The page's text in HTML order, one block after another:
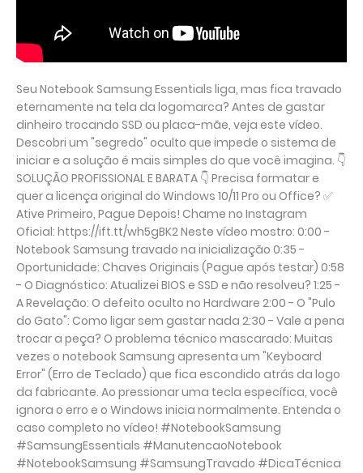
Seu Notebook Samsung Essentials liga, mas fica travado
eternamente na tela da logomarca? Antes de gastar
dinheiro trocando SSD ou placa-mãe, veja este vídeo.
Descobri um "segredo" oculto que impede o sistema de
iniciar e a solução é mais simples do que você imagina. 👇
SOLUÇÃO PROFISSIONAL E BARATA 👇 Precisa formatar e
quer a licença original do Windows 10/11 Pro ou Office? ✅
Ative Primeiro, Pague Depois! Chame no Instagram
Oficial: https://ift.tt/wh5gBK2 Neste vídeo mostro: 0:00 -
Notebook Samsung travado na inicialização 0:35 -
Oportunidade: Chaves Originais (Pague após testar) 0:58
- O Diagnóstico: Atualizei BIOS e SSD e não resolveu? 1:25 -
A Revelação: O defeito oculto no Hardware 2:00 - O "Pulo
do Gato": Como ligar sem gastar nada 2:30 - Vale a pena
trocar a peça? O problema técnico mascarado: Muitas
vezes o notebook Samsung apresenta um "Keyboard
Error" (Erro de Teclado) que fica escondido atrás da logo
da fabricante. Ao pressionar uma tecla específica, você
ignora o erro e o Windows inicia normalmente. Entenda o
caso completo no vídeo! #NotebookSamsung
#SamsungEssentials #ManutencaoNotebook
#NotebookSamsung #SamsungTravado #DicaTécnica